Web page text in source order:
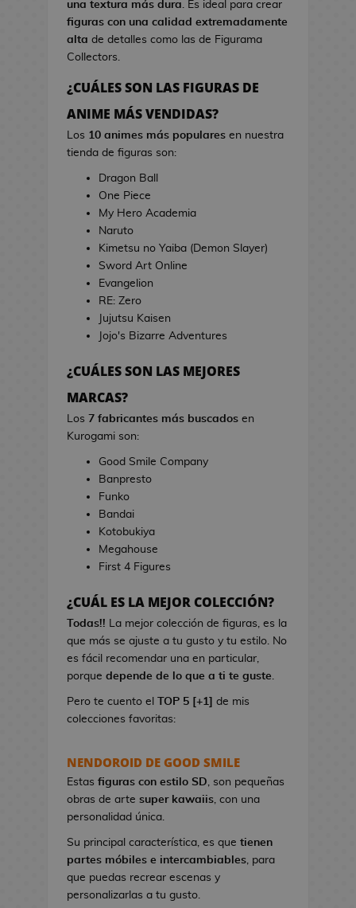
T
a
l
l
a
i
n
J
r
s
d
C
i
B
o
s
d
e
C
i
s
d
e
i
e
o
j
e
g
o
E
s
t
u
c
e
i
d
j
u
e
o
s
L
i
r
e
a
s
d
e
i
d
e
o
una textura más dura. Es ideal para crear
figuras con una calidad extremadamente
alta de detalles como las de Figurama
Collectors.
¿CUÁLES SON LAS FIGURAS DE
ANIME MÁS VENDIDAS?
Los 10 animes más populares en nuestra
tienda de figuras son:
Dragon Ball
One Piece
My Hero Academia
Naruto
Kimetsu no Yaiba (Demon Slayer)
Sword Art Online
Evangelion
RE: Zero
Jujutsu Kaisen
Jojo's Bizarre Adventures
¿CUÁLES SON LAS MEJORES
MARCAS?
Los 7 fabricantes más buscados en
Kurogami son:
Good Smile Company
Banpresto
Funko
Bandai
Kotobukiya
Megahouse
First 4 Figures
¿CUÁL ES LA MEJOR COLECCIÓN?
Todas!! La mejor colección de figuras, es la
que más se ajuste a tu gusto y tu estilo. No
es fácil recomendar una en particular,
porque depende de lo que a ti te guste.
Pero te cuento el TOP 5 [+1]
de mis
colecciones favoritas:
NENDOROID DE GOOD SMILE
Estas figuras con estilo SD, son pequeñas
obras de arte super kawaiis, con una
personalidad única.
Su principal característica, es que tienen
partes móbiles e intercambiables, para
que puedas recrear escenas y
personalizarlas a tu gusto.